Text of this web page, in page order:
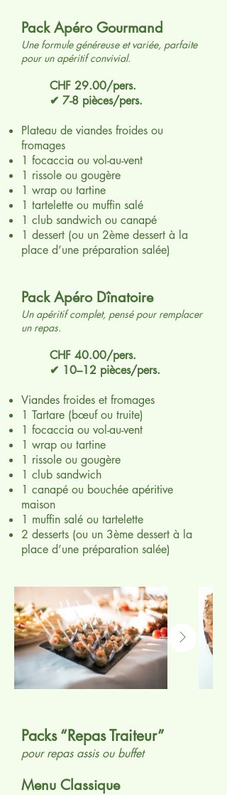
Pack Apéro Gourmand
Une formule généreuse et variée, parfaite
pour un apéritif convivial.
CHF 29.00/pers.
✔ 7-8 pièces/pers.
Plateau de viandes froides ou
fromages
1 focaccia ou vol-au-vent
1 rissole ou gougère
1 wrap ou tartine
1 tartelette ou muffin salé
1 club sandwich ou canapé
1 dessert (ou un 2ème dessert à la
place d’une préparation salée)
Pack Apéro Dînatoire
Un apéritif complet, pensé pour remplacer
un repas.
CHF 40.00/pers.
✔ 10–12 pièces/pers.
Viandes froides et fromages
1 Tartare (bœuf ou truite)
1 focaccia ou vol-au-vent
1 wrap ou tartine
1 rissole ou gougère
1 club sandwich
1 canapé ou bouchée apéritive
maison
1 muffin salé ou tartelette
2 desserts (ou un 3ème dessert à la
place d’une préparation salée)
Packs “Repas Traiteur”
pour repas assis ou buffet
Menu Classique